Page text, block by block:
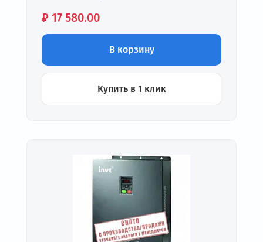
Цена:
₽ 17 580.00
В корзину
Купить в 1 клик